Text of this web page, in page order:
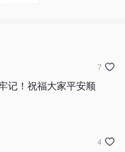
记！祝福大家平安顺
7
4